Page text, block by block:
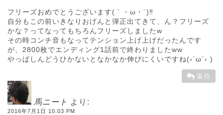
フリーズおめでとうございます(｀・ω・´)‼︎
自分もこの前いきなりおげんと弾正出てきて、ん？フリーズ
かな？ってなってもちろんフリーズしましたw
その時コンチ音もなってテンション上げ上げだったんです
が、2800枚でエンディング1話前で終わりましたww
やっぱしんどうひかないとなかなか伸びにくいですね(›´ω`‹ )
返信
馬ニート より:
2016年7月1日 10:03 PM